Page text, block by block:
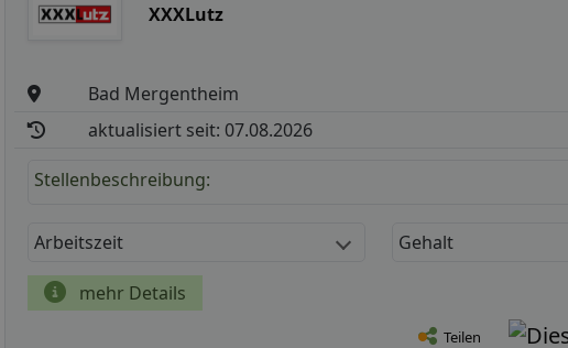
XXXLutz
Bad Mergentheim
aktualisiert seit: 07.08.2026
Stellenbeschreibung:
Arbeitszeit Gehalt
mehr Details
Teilen